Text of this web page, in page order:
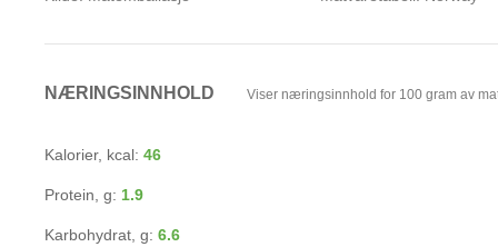
NÆRINGSINNHOLD Viser næringsinnhold for 100 gram av
Kalorier, kcal: 46
Protein, g: 1.9
Karbohydrat, g: 6.6